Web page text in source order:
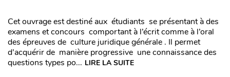
Cet ouvrage est destiné aux étudiants se présentant à des
examens et concours comportant à l’écrit comme à l’oral
des épreuves de culture juridique générale . Il permet
d’acquérir de manière progressive une connaissance des
questions types po... LIRE LA SUITE